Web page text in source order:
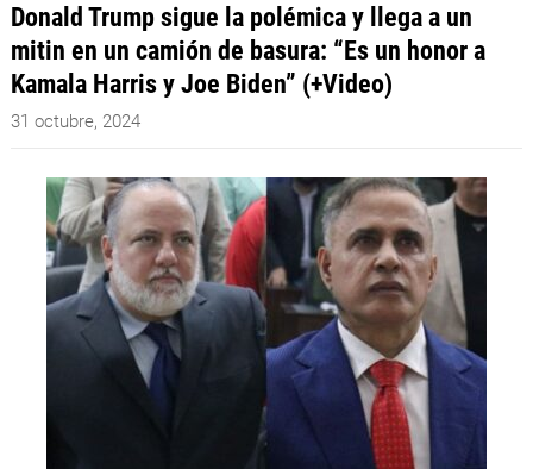
Donald Trump sigue la polémica y llega a un
mitin en un camión de basura: “Es un honor a
Kamala Harris y Joe Biden” (+Video)
31 octubre, 2024